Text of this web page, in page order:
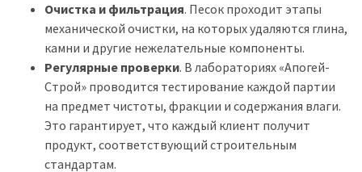
Очистка и фильтрация. Песок проходит этапы
механической очистки, на которых удаляются глина,
камни и другие нежелательные компоненты.
Регулярные проверки. В лабораториях «Апогей-
Строй» проводится тестирование каждой партии
на предмет чистоты, фракции и содержания влаги.
Это гарантирует, что каждый клиент получит
продукт, соответствующий строительным
стандартам.